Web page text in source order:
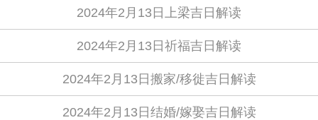
2024年2月13日上梁吉日解读
2024年2月13日祈福吉日解读
2024年2月13日搬家/移徙吉日解读
2024年2月13日结婚/嫁娶吉日解读